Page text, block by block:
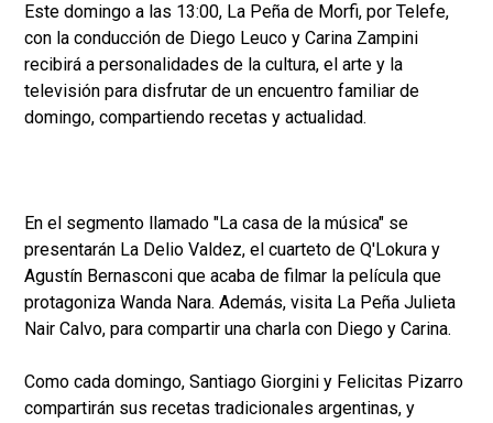
Este domingo a las 13:00, La Peña de Morfi, por Telefe,
con la conducción de Diego Leuco y Carina Zampini
recibirá a personalidades de la cultura, el arte y la
televisión para disfrutar de un encuentro familiar de
domingo, compartiendo recetas y actualidad.
En el segmento llamado "La casa de la música" se
presentarán La Delio Valdez, el cuarteto de Q'Lokura y
Agustín Bernasconi que acaba de filmar la película que
protagoniza Wanda Nara. Además, visita La Peña Julieta
Nair Calvo, para compartir una charla con Diego y Carina.
Como cada domingo, Santiago Giorgini y Felicitas Pizarro
compartirán sus recetas tradicionales argentinas, y